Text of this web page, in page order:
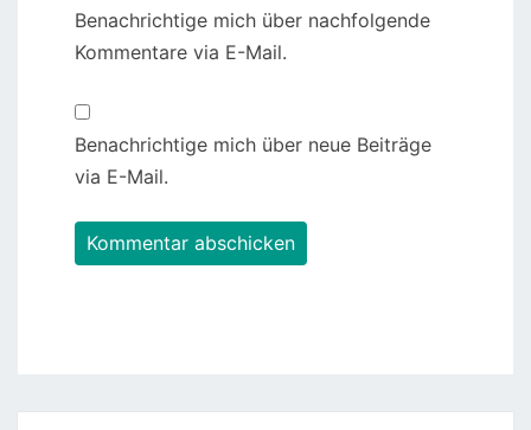
Benachrichtige mich über nachfolgende
Kommentare via E-Mail.
Benachrichtige mich über neue Beiträge
via E-Mail.